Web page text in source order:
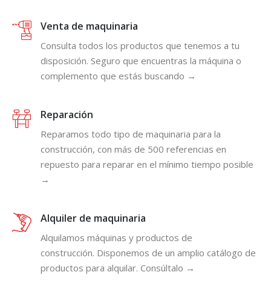
Venta de maquinaria
Consulta todos los productos que tenemos a tu
disposición. Seguro que encuentras la máquina o
complemento que estás buscando →
Reparación
Reparamos todo tipo de maquinaria para la
construcción, con más de 500 referencias en
repuesto para reparar en el mínimo tiempo posible
→
Alquiler de maquinaria
Alquilamos máquinas y productos de
construcción. Disponemos de un amplio catálogo de
productos para alquilar. Consúltalo →